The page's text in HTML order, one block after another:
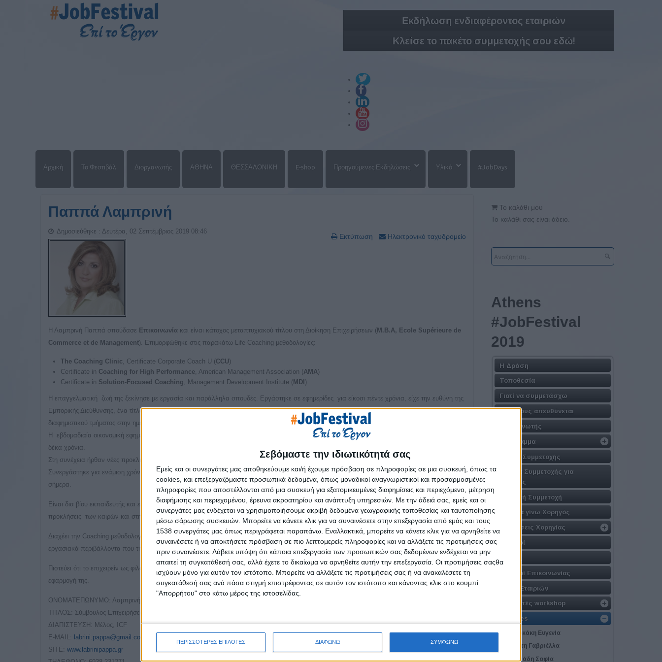
Σεβόμαστε την ιδιωτικότητά σας
Εμείς και οι συνεργάτες μας αποθηκεύουμε και/ή έχουμε πρόσβαση σε πληροφορίες σε μια συσκευή, όπως τα
cookies, και επεξεργαζόμαστε προσωπικά δεδομένα, όπως μοναδικοί αναγνωριστικοί και προσαρμοσμένες
πληροφορίες που αποστέλλονται από μια συσκευή για εξατομικευμένες διαφημίσεις και περιεχόμενο, μέτρηση
διαφήμισης και περιεχομένου, έρευνα ακροατηρίου και ανάπτυξη υπηρεσιών. Με την άδειά σας, εμείς και οι
συνεργάτες μας ενδέχεται να χρησιμοποιήσουμε ακριβή δεδομένα γεωγραφικής τοποθεσίας και ταυτοποίησης
μέσω σάρωσης συσκευών. Μπορείτε να κάνετε κλικ για να συναινέσετε στην επεξεργασία από εμάς και τους
1538 συνεργάτες μας όπως περιγράφεται παραπάνω. Εναλλακτικά, μπορείτε να κάνετε κλικ για να αρνηθείτε να
συναινέσετε ή να αποκτήσετε πρόσβαση σε πιο λεπτομερείς πληροφορίες και να αλλάξετε τις προτιμήσεις σας
πριν συναινέσετε. Λάβετε υπόψη ότι κάποια επεξεργασία των προσωπικών σας δεδομένων ενδέχεται να μην
απαιτεί τη συγκατάθεσή σας, αλλά έχετε το δικαίωμα να αρνηθείτε αυτήν την επεξεργασία. Οι προτιμήσεις σαςθα
ισχύουν μόνο για αυτόν τον ιστότοπο. Μπορείτε να αλλάξετε τις προτιμήσεις σας ή να ανακαλέσετε τη
συγκατάθεσή σας ανά πάσα στιγμή επιστρέφοντας σε αυτόν τον ιστότοπο και κάνοντας κλικ στο κουμπί
"Απορρήτου" στο κάτω μέρος της ιστοσελίδας.
ΠΕΡΙΣΣΟΤΕΡΕΣ ΕΠΙΛΟΓΕΣ ΔΙΑΦΩΝΩ ΣΥΜΦΩΝΩ
Εκδήλωση ενδιαφέροντος εταιριών
Κλείσε το πακέτο συμμετοχής σου εδώ!
Αρχική Το Φεστιβάλ Διοργανωτής ΑΘΗΝΑ ΘΕΣΣΑΛΟΝΙΚΗ E-shop Προηγούμενες Εκδηλώσεις Υλικό #JobDays
Παππά Λαμπρινή
Εκτύπωση Ηλεκτρονικό ταχυδρομείο
Δημοσιεύθηκε : Δευτέρα, 02 Σεπτέμβριος 2019 08:46
Η Λαμπρινή Παππά σπούδασε Επικοινωνία και είναι κάτοχος μεταπτυχιακού τίτλου στη Διοίκηση Επιχειρήσεων ( Μ.Β.Α, Ecole Supérieure de
Commerce et de Management). Επιμορφώθηκε στις παρακάτω Life Coaching μεθοδολογίες:
The Coaching Clinic, Certificate Corporate Coach U (CCU)
Certificate in Coaching for High Performance, American Management Association (AMA)
Certificate in Solution-Focused Coaching, Management Development Institute ( MDI )
Η επαγγελματική ζωή της ξεκίνησε με εργασία και παράλληλα σπουδές. Εργάστηκε σε εφημερίδες για είκοσι πέντε χρόνια, είχε την ευθύνη της
Εμπορικής Διεύθυνσης, ένα τίτλο που τον κέρδισε μετά από τέσσερα χρόνια συστηματικής και αποτελεσματικής εργασίας ως στέλεχος του
διαφημιστικού τμήματος στην ημερήσια οικονομική εφημερίδα Εξπρές.
Η εβδομαδιαία οικονομική εφημερίδα Ισοτιμία ήταν ήδη στα σκαριά και ανέλαβε την εμπορική διεύθυνση της, η κοινή διαδρομή τους διήρκησε
δέκα χρόνια.
Στη συνέχεια ήρθαν νέες προκλήσεις και η ημερήσια πολιτική εφημερίδα Απογευματινή ήταν μια από τις οποίες δέχτηκε.
Συνεργάστηκε για ενάμιση χρόνο ως Σύμβουλος του έκδοτη και η ευθύνη της συμβουλευτικής την προκάλεσε και την κέρδισε από τότε μέχρι
σήμερα.
Είναι δια βίου εκπαιδευτής και εκπαιδευομένη σε εργαλεία και μεθοδολογίες οι οποίες συμβάλουν στις προσαρμογές των νέων δεδομένων στις
προκλήσεις των καιρών και στην βελτιστοποίηση της ηγεσίας.
Διαχέει την Coaching μεθοδολογία γιατί η εφαρμογή των πρακτικών της επέφερε σημαντικές θετικές αλλαγές και μετρήσιμα αποτελέσματα στα
εργασιακά περιβάλλοντα που την δέχτηκαν.
Πιστεύει ότι το επιχειρείν ως φιλοσοφία και δράση είναι ο δρόμος επιβίωσης και ευημερίας γι αυτό χρειάζεται να προσθέτουμε συνεχώς αξία στην
εφαρμογή της.
ΟΝΟΜΑΤΕΠΩΝΥΜΟ: Λαμπρινή Παππά
ΤΙΤΛΟΣ: Σύμβουλος Επιχειρήσεων, Leadership Coach
ΔΙΑΠΙΣΤΕΥΣΗ: Μέλος, ICF
E-MAIL: labrini.pappa@gmail.com
SITE: www.labrinipappa.gr
Το καλάθι μου
Το καλάθι σας είναι άδειο.
Athens
#JobFestival
2019
Η Δράση
Τοποθεσία
Γιατί να συμμετάσχω
Σε ποιους απευθύνεται
Διοργανωτής
Πρόγραμμα
Φόρμα Συμμετοχής
Πακέτα Συμμετοχής για
Εταιρίες
Εταιρική Συμμετοχή
Γιατί να γίνω Χορηγός
Προτάσεις Χορηγίας
Χορηγοί
Χορηγοί Επικοινωνίας
Λίστα Εταιριών
Εισηγητές workshop
Coaches
Ανδρουκάκη Ευγενία
Αρβανίτη Γαβριέλλα
Βασιλειάδη Σοφία